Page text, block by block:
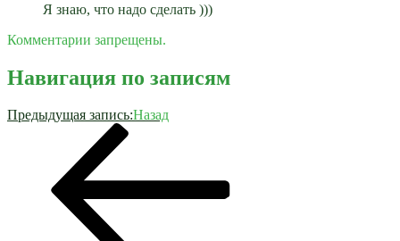
Я знаю, что надо сделать )))
Комментарии запрещены.
Навигация по записям
Предыдущая запись:Назад